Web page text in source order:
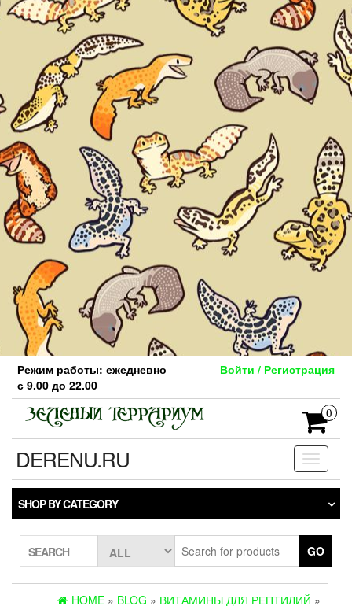
Skip
the
content
Режим работы: ежедневно
с 9.00 до 22.00
Войти / Регистрация
0
Toggle
DERENU.RU
SHOP BY CATEGORY
SEARCH GO
HOME » BLOG » ВИТАМИНЫ ДЛЯ РЕПТИЛИЙ »